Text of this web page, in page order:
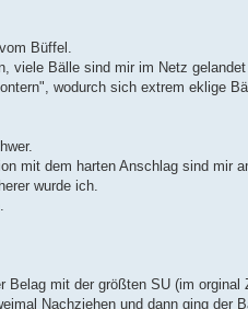
Büffel.
viele Bälle sind mir im Netz
wodurch sich extrem eklige
mit dem harten Anschlag sind mir
wurde ich.
Belag mit der größten SU (im orginal
Nachziehen und dann ging der